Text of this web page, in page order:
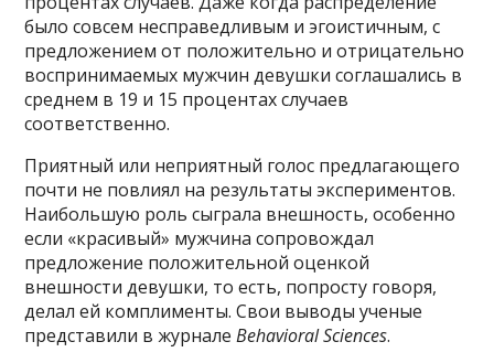
было совсем несправедливым и эгоистичным, с
предложением от положительно и отрицательно
воспринимаемых мужчин девушки соглашались в
среднем в 19 и 15 процентах случаев
соответственно.
Приятный или неприятный голос предлагающего
почти не повлиял на результаты экспериментов.
Наибольшую роль сыграла внешность, особенно
если «красивый» мужчина сопровождал
предложение положительной оценкой
внешности девушки, то есть, попросту говоря,
делал ей комплименты. Свои выводы ученые
представили в журналеBehavioral Sciences.